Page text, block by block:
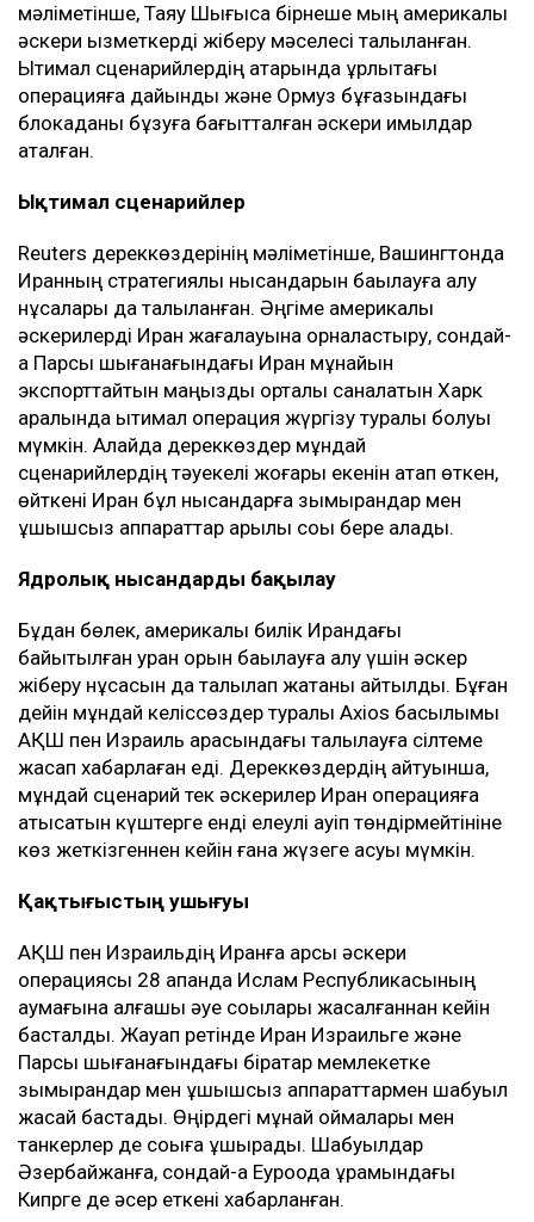
мәліметінше, Таяу Шығысқа бірнеше мың америкалық
әскери қызметкерді жіберу мәселесі талқыланған.
Ықтимал сценарийлердің қатарында құрлықтағы
операцияға дайындық және Ормуз бұғазындағы
блокаданы бұзуға бағытталған әскери қимылдар
аталған.
Ықтимал сценарийлер
Reuters дереккөздерінің мәліметінше, Вашингтонда
Иранның стратегиялық нысандарын бақылауға алу
нұсқалары да талқыланған. Әңгіме америкалық
әскерилерді Иран жағалауына орналастыру, сондай-
ақ Парсы шығанағындағы Иран мұнайын
экспорттайтын маңызды орталық саналатын Харк
аралында ықтимал операция жүргізу туралы болуы
мүмкін. Алайда дереккөздер мұндай
сценарийлердің тәуекелі жоғары екенін атап өткен,
өйткені Иран бұл нысандарға зымырандар мен
ұшқышсыз аппараттар арқылы соққы бере алады.
Ядролық нысандарды бақылау
Бұдан бөлек, америкалық билік Ирандағы
байытылған уран қорын бақылауға алу үшін әскер
жіберу нұсқасын да талқылап жатқаны айтылды. Бұған
дейін мұндай келіссөздер туралы Axios басылымы
АҚШ пен Израиль арасындағы талқылауға сілтеме
жасап хабарлаған еді. Дереккөздердің айтуынша,
мұндай сценарий тек әскерилер Иран операцияға
қатысатын күштерге енді елеулі қауіп төндірмейтініне
көз жеткізгеннен кейін ғана жүзеге асуы мүмкін.
Қақтығыстың ушығуы
АҚШ пен Израильдің Иранға қарсы әскери
операциясы 28 ақпанда Ислам Республикасының
аумағына алғашқы әуе соққылары жасалғаннан кейін
басталды. Жауап ретінде Иран Израильге және
Парсы шығанағындағы бірқатар мемлекетке
зымырандар мен ұшқышсыз аппараттармен шабуыл
жасай бастады. Өңірдегі мұнай қоймалары мен
танкерлер де соққыға ұшырады. Шабуылдар
Әзербайжанға, сондай-ақ Еуроодақ құрамындағы
Кипрге де әсер еткені хабарланған.